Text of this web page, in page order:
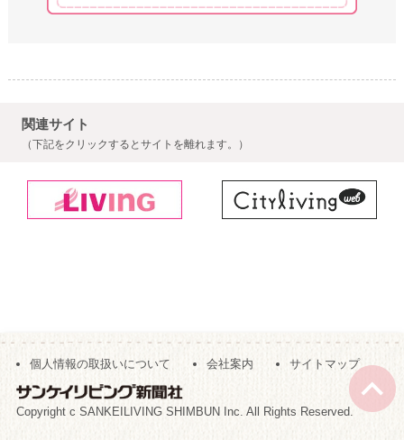
関連サイト
（下記をクリックするとサイトを離れます。）
個人情報の取扱いについて 会社案内 サイトマップ
Copyright c SANKEILIVING SHIMBUN Inc. All Rights Reserved.